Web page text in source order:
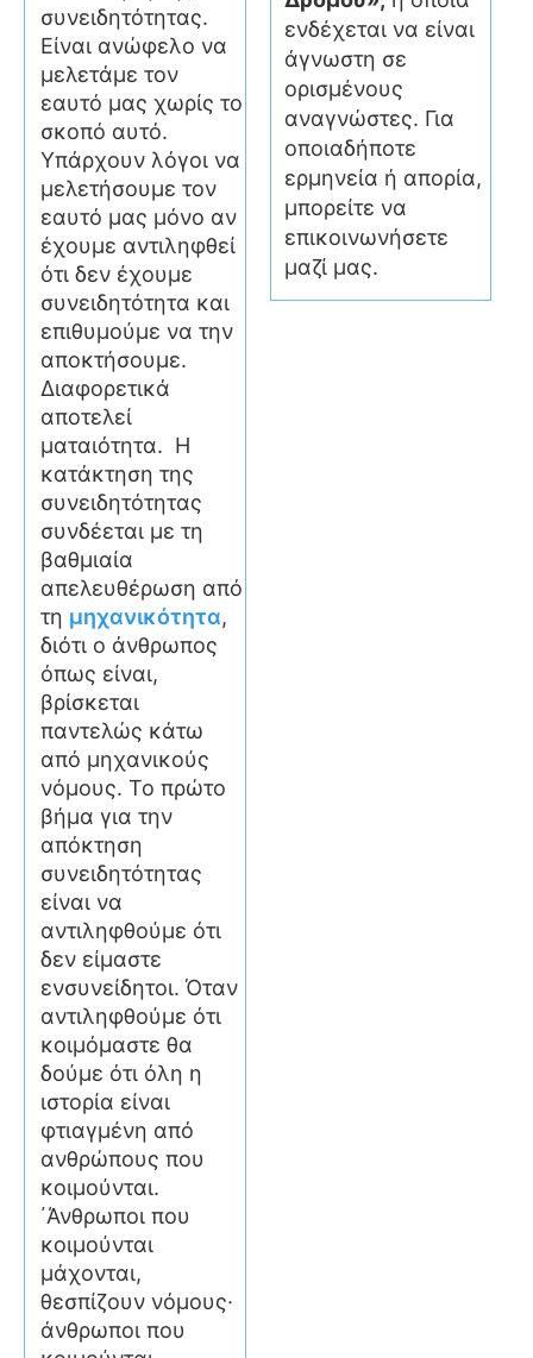
ενδέχεται να είναι
άγνωστη σε
ορισμένους
αναγνώστες. Για
οποιαδήποτε
ερμηνεία ή απορία,
μπορείτε να
επικοινωνήσετε
μαζί μας.
συνειδητότητας.
Είναι ανώφελο να
μελετάμε τον
εαυτό μας χωρίς το
σκοπό αυτό.
Υπάρχουν λόγοι να
μελετήσουμε τον
εαυτό μας μόνο αν
έχουμε αντιληφθεί
ότι δεν έχουμε
συνειδητότητα και
επιθυμούμε να την
αποκτήσουμε.
Διαφορετικά
αποτελεί
ματαιότητα. Η
κατάκτηση της
συνειδητότητας
συνδέεται με τη
βαθμιαία
απελευθέρωση από
τη μηχανικότητα,
διότι ο άνθρωπος
όπως είναι,
βρίσκεται
παντελώς κάτω
από μηχανικούς
νόμους. Το πρώτο
βήμα για την
απόκτηση
συνειδητότητας
είναι να
αντιληφθούμε ότι
δεν είμαστε
ενσυνείδητοι. Όταν
αντιληφθούμε ότι
κοιμόμαστε θα
δούμε ότι όλη η
ιστορία είναι
φτιαγμένη από
ανθρώπους που
κοιμούνται.
΄Άνθρωποι που
κοιμούνται
μάχονται,
θεσπίζουν νόμους·
άνθρωποι που